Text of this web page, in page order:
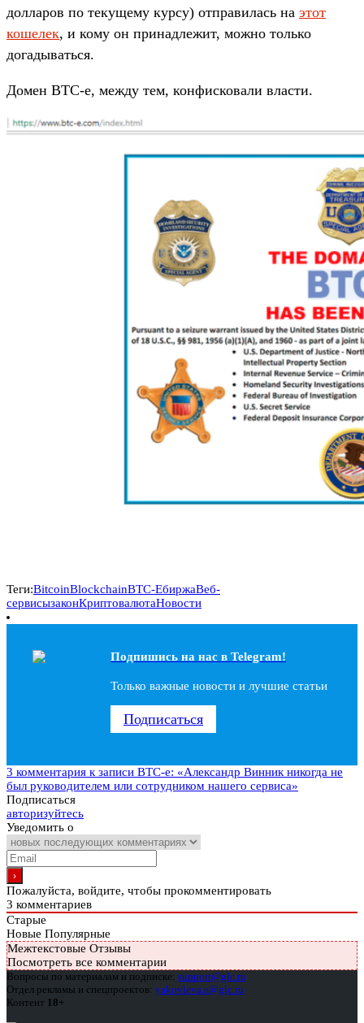
долларов по текущему курсу) отправилась на этот
кошелек, и кому он принадлежит, можно только
догадываться.
Домен BTC-e, между тем, конфисковали власти.
Теги:BitcoinBlockchainBTC-EбиржаВеб-
сервисызаконКриптовалютаНовости
Подпишись на наc в Telegram!
Только важные новости и лучшие статьи
Подписаться
3 комментария к записи BTC-e: «Александр Винник никогда не
был руководителем или сотрудником нашего сервиса»
Подписаться
авторизуйтесь
Уведомить о
Пожалуйста, войдите, чтобы прокомментировать
3 комментариев
Старые
Новые Популярные
Межтекстовые Отзывы
Посмотреть все комментарии
Вопросы по материалам и подписке: support@glc.ru
Отдел рекламы и спецпроектов: yakovleva.a@glc.ru
Контент 18+